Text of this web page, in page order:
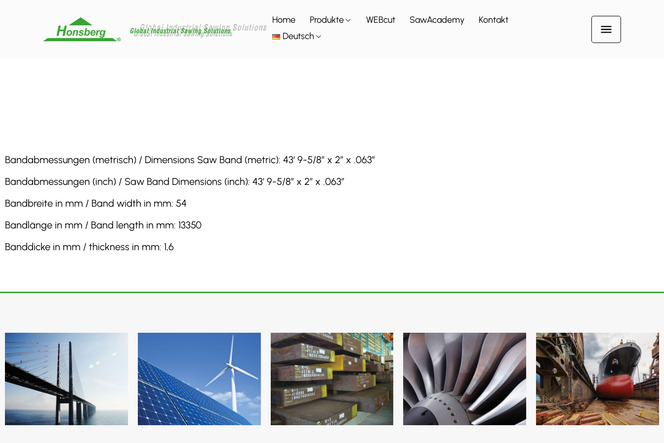
Home Produkte WEBcut SawAcademy
Kontakt
Deutsch
Bandabmessungen (metrisch) / Dimensions Saw Band (metric): 43′ 9-5/8″ x 2″ x .063″
Bandabmessungen (inch) / Saw Band Dimensions (inch): 43′ 9-5/8″ x 2″ x .063″
Bandbreite in mm / Band width in mm: 54
Bandlänge in mm / Band length in mm: 13350
Banddicke in mm / thickness in mm: 1,6